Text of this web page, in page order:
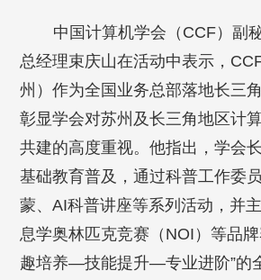
中国计算机学会（CCF）副
总经理束庆山在活动中表示，
州）作为全国业务总部落地长三
彰显学会对苏州及长三角地区计
共建的高度重视。他指出，学会
基础教育普及，通过科普工作委
蒙、AI科普讲座等系列活动，并
息学奥林匹克竞赛（NOI）等品
趣培养—技能提升—专业进阶”的